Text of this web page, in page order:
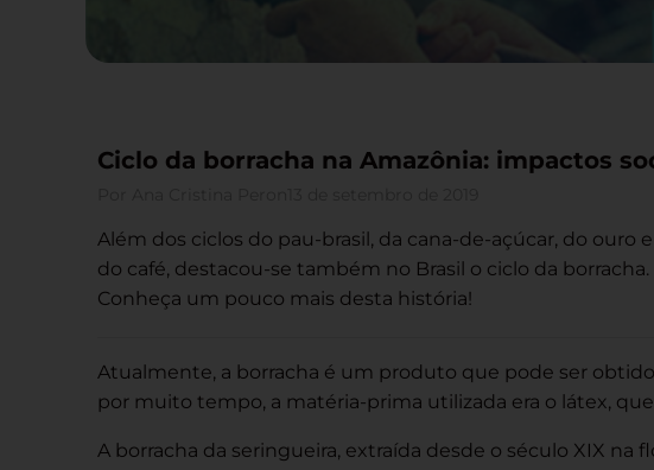
Ciclo da borracha na Amazônia: impactos
Além dos ciclos do pau-brasil, da cana-de-açúcar, do ouro e
do café, destacou-se também no Brasil o ciclo da borracha.
Conheça um pouco mais desta história!
Atualmente, a borracha é um produto que pode ser
por muito tempo, a matéria-prima utilizada era o látex,
A borracha da seringueira, extraída desde o século XIX na